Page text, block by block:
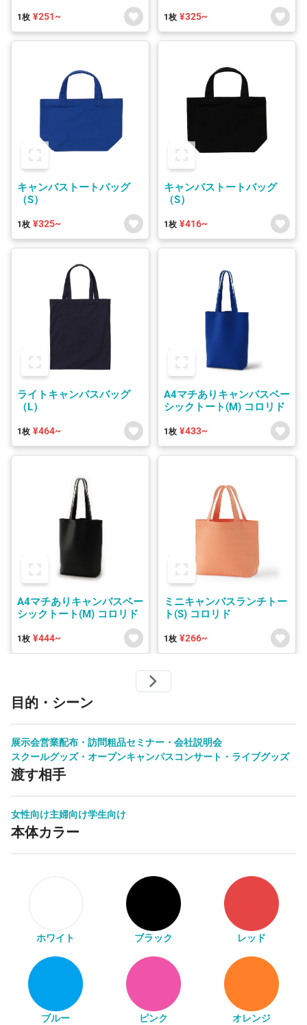
1枚 ¥251~ 1枚 ¥325~
キャンバストートバッグ
（S）
1枚 ¥325~
キャンバストートバッグ
（S）
1枚 ¥416~
ライトキャンバスバッグ
（L）
1枚 ¥464~
A4マチありキャンバスベー
シックトート(M) コロリド
1枚 ¥433~
A4マチありキャンバスベー
シックトート(M) コロリド
1枚 ¥444~
ミニキャンバスランチトー
ト(S) コロリド
1枚 ¥266~
目的・シーン
展示会営業配布・訪問粗品セミナー・会社説明会
スクールグッズ・オープンキャンパスコンサート・ライブグッズ
渡す相手
女性向け主婦向け学生向け
本体カラー
ホワイト ブラック レッド
ブルー ピンク オレンジ